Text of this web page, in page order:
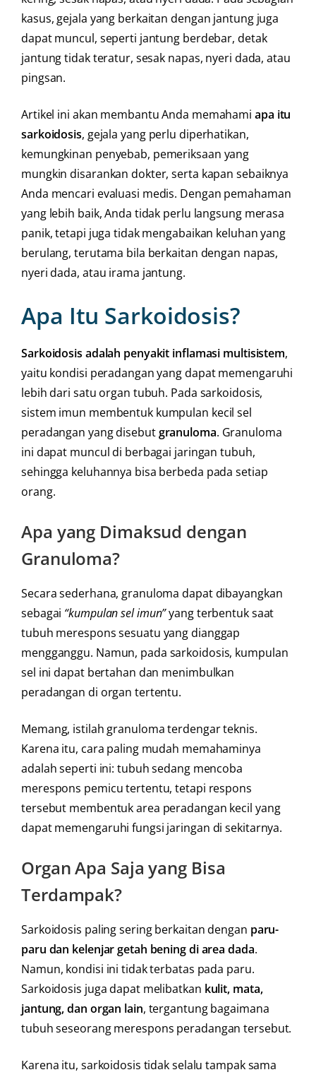
kasus, gejala yang berkaitan dengan jantung juga
dapat muncul, seperti jantung berdebar, detak
jantung tidak teratur, sesak napas, nyeri dada, atau
pingsan.
Artikel ini akan membantu Anda memahami apa itu
sarkoidosis, gejala yang perlu diperhatikan,
kemungkinan penyebab, pemeriksaan yang
mungkin disarankan dokter, serta kapan sebaiknya
Anda mencari evaluasi medis. Dengan pemahaman
yang lebih baik, Anda tidak perlu langsung merasa
panik, tetapi juga tidak mengabaikan keluhan yang
berulang, terutama bila berkaitan dengan napas,
nyeri dada, atau irama jantung.
Apa Itu Sarkoidosis?
Sarkoidosis adalah penyakit inflamasi multisistem,
yaitu kondisi peradangan yang dapat memengaruhi
lebih dari satu organ tubuh. Pada sarkoidosis,
sistem imun membentuk kumpulan kecil sel
peradangan yang disebutgranuloma. Granuloma
ini dapat muncul di berbagai jaringan tubuh,
sehingga keluhannya bisa berbeda pada setiap
orang.
Apa yang Dimaksud dengan
Granuloma?
Secara sederhana, granuloma dapat dibayangkan
sebagai “kumpulan sel imun”yang terbentuk saat
tubuh merespons sesuatu yang dianggap
mengganggu. Namun, pada sarkoidosis, kumpulan
sel ini dapat bertahan dan menimbulkan
peradangan di organ tertentu.
Memang, istilah granuloma terdengar teknis.
Karena itu, cara paling mudah memahaminya
adalah seperti ini: tubuh sedang mencoba
merespons pemicu tertentu, tetapi respons
tersebut membentuk area peradangan kecil yang
dapat memengaruhi fungsi jaringan di sekitarnya.
Organ Apa Saja yang Bisa
Terdampak?
Sarkoidosis paling sering berkaitan dengan paru-
paru dan kelenjar getah bening di area dada.
Namun, kondisi ini tidak terbatas pada paru.
Sarkoidosis juga dapat melibatkan kulit, mata,
jantung, dan organ lain, tergantung bagaimana
tubuh seseorang merespons peradangan tersebut.
Karena itu, sarkoidosis tidak selalu tampak sama